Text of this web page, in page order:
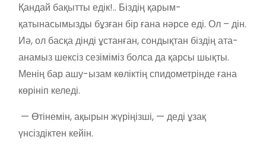
Қандай бақытты едік!.. Біздің қарым-
қатынасымызды бұзған бір ғана нәрсе еді. Ол – дін.
Иә, ол басқа дінді ұстанған, сондықтан біздің ата-
анамыз шексіз сезіміміз болса да қарсы шықты.
Менің бар ашу-ызам көліктің спидометрінде ғана
көрініп келеді.
— Өтінемін, ақырын жүріңізші, — деді ұзақ
үнсіздіктен кейін.